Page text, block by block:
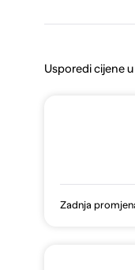
Usporedi cijene
Zadnja